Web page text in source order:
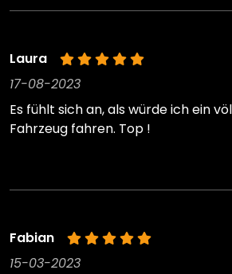
Laura
17-08-2023
Es fühlt sich an, als würde ich ein
Fahrzeug fahren. Top !
Fabian
15-03-2023